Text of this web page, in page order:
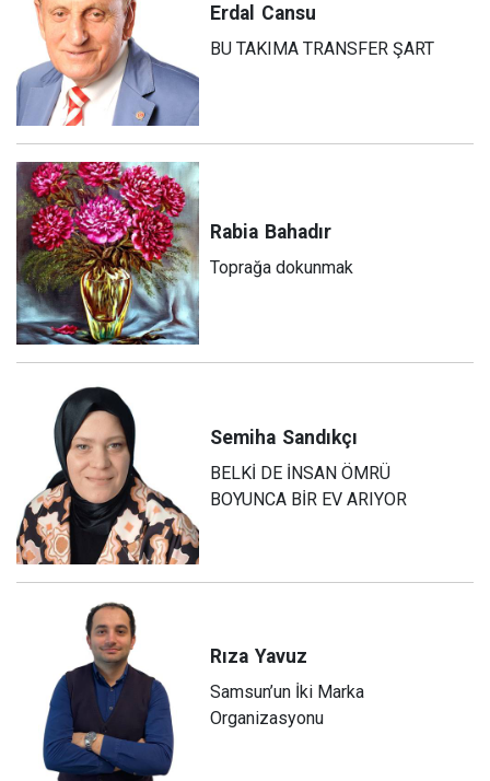
Erdal Cansu
BU TAKIMA TRANSFER ŞART
Rabia Bahadır
Toprağa dokunmak
Semiha Sandıkçı
BELKİ DE İNSAN ÖMRÜ
BOYUNCA BİR EV ARIYOR
Rıza Yavuz
Samsun’un İki Marka
Organizasyonu